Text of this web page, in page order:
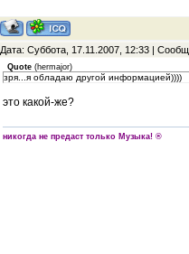
Дата: Суббота, 17.11.2007, 12:33 |
Quote (hermajor)
зря...я обладаю другой информацией))))
это какой-же?
никогда не предаст только Музыка! ®